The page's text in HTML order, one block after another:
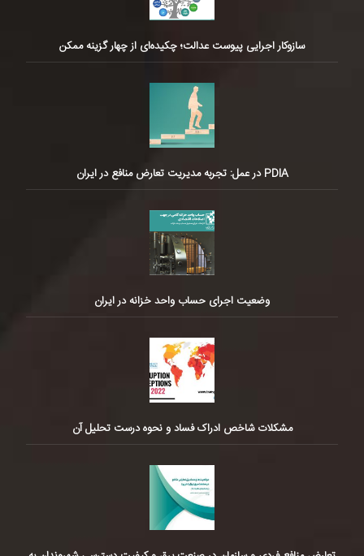
سازوکار اجرایی پیوست عدالت؛ چکیده‌ای از چهار گزینه ممکن
PDIA در عمل: تجربه مدیریت تعارض منافع در ایران
وضعیت اجرای حساب واحد خزانه در ایران
مشکلات شاخص ادراک فساد و نحوه درست تحلیل آن